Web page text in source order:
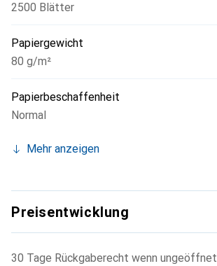
2500 Blätter
Papiergewicht
80 g/m²
Papierbeschaffenheit
Normal
Mehr anzeigen
Preisentwicklung
30 Tage Rückgaberecht wenn ungeöffnet